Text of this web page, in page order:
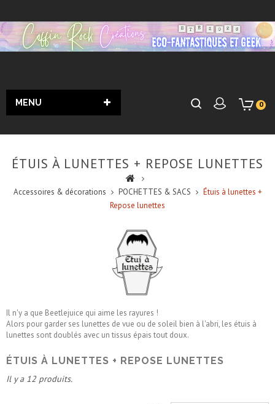
0
MENU
ÉTUIS À LUNETTES + REPOSE LUNETTES
Accessoires & décorations POCHETTES & SACS
Étuis à lunettes +
Repose lunettes
Il n'y a que Beetlejuice qui aime les rayures !
Alors pour garder ses lunettes de vue ou de soleil bien à l'abri, les étuis à
lunettes sont doublés avec un tissus épais tout doux.
ÉTUIS À LUNETTES + REPOSE LUNETTES
Il y a 12 produits.